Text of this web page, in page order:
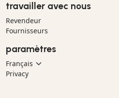
travailler avec nous
Revendeur
Fournisseurs
paramètres
Privacy